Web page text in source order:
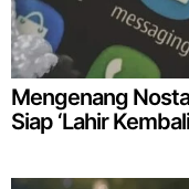
Mengenang
Siap ‘Lahir